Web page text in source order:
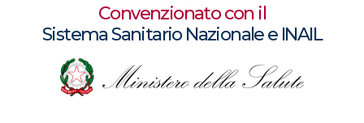
Convenzionato con il
Sistema Sanitario Nazionale e INAIL